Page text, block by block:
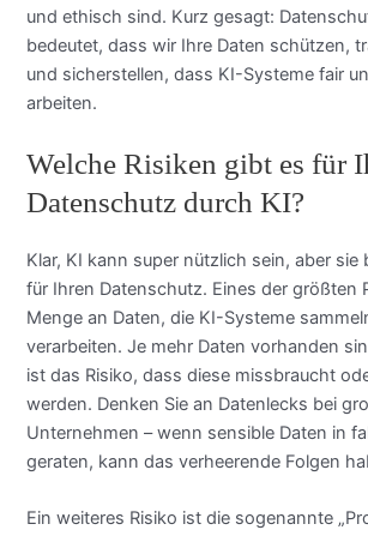
und ethisch sind. Kurz gesagt:
bedeutet, dass wir Ihre Daten schützen,
und sicherstellen, dass KI-Systeme fair
arbeiten.
Welche Risiken gibt es für
Datenschutz durch KI?
Klar, KI kann super nützlich sein, aber sie
für Ihren Datenschutz. Eines der größten
Menge an Daten, die KI-Systeme
verarbeiten. Je mehr Daten vorhanden
ist das Risiko, dass diese missbraucht
werden. Denken Sie an Datenlecks bei
Unternehmen – wenn sensible Daten in
geraten, kann das verheerende Folgen
Ein weiteres Risiko ist die sogenannte